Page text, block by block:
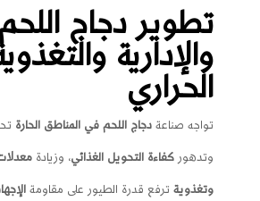
تطوير دجاج
والإدارية
الحراري
تواجه صناعة دجاج اللحم في المناطق الحارة
وتدهور كفاءة التحويل الغذائي، وزيادة
وتغذوية ترفع قدرة الطيور على مقاومة